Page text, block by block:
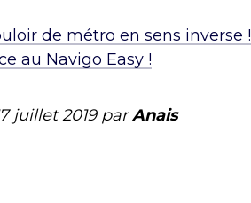
de métro en sens inverse !
au Navigo Easy !
juillet 2019 parAnais